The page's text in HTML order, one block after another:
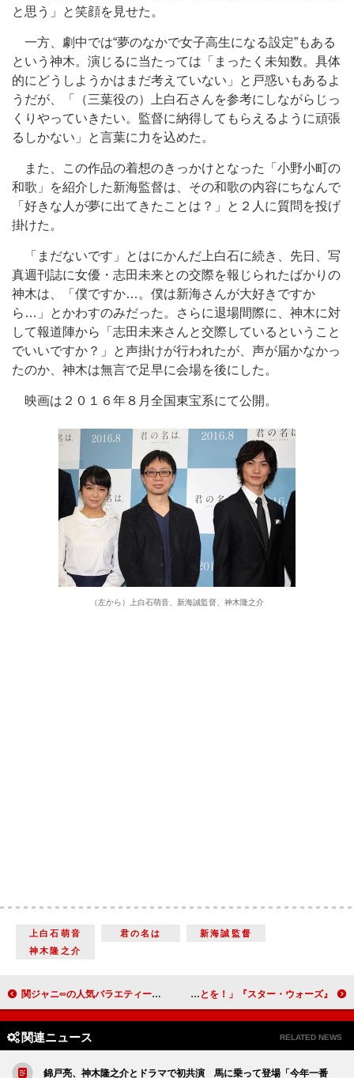
と思う」と笑顔を見せた。
一方、劇中では“夢のなかで女子高生になる設定”もある
という神木。演じるに当たっては「まったく未知数。具体
的にどうしようかはまだ考えていない」と戸惑いもあるよ
うだが、「（三葉役の）上白石さんを参考にしながらじっ
くりやっていきたい。監督に納得してもらえるように頑張
るしかない」と言葉に力を込めた。
また、この作品の着想のきっかけとなった「小野小町の
和歌」を紹介した新海監督は、その和歌の内容にちなんで
「好きな人が夢に出てきたことは？」と２人に質問を投げ
掛けた。
「まだないです」とはにかんだ上白石に続き、先日、写
真週刊誌に女優・志田未来との交際を報じられたばかりの
神木は、「僕ですか…。僕は新海さんが大好きですか
ら…」とかわすのみだった。さらに退場間際に、神木に対
して報道陣から「志田未来さんと交際しているということ
でいいですか？」と声掛けが行われたが、声が届かなかっ
たのか、神木は無言で足早に会場を後にした。
映画は２０１６年８月全国東宝系にて公開。
（左から）上白石萌音、新海誠監督、神木隆之介
上白石萌音 君の名は
新海誠監督
神木隆之介
関ジャニ∞の人気バラエティーが初全国放送に 「予測不能」な先輩・ＴＯＫＩＯ長瀬智也も出演 『スター・ウォーズ』新たな主要キャストが勢ぞろい 「フォースとともにあらんことを！」
関連ニュース RELATED NEWS
錦戸亮、神木隆之介とドラマで初共演 馬に乗って登場「今年一番